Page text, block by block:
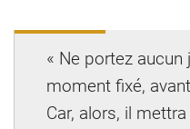
« Ne portez
moment fixé,
Car, alors, il